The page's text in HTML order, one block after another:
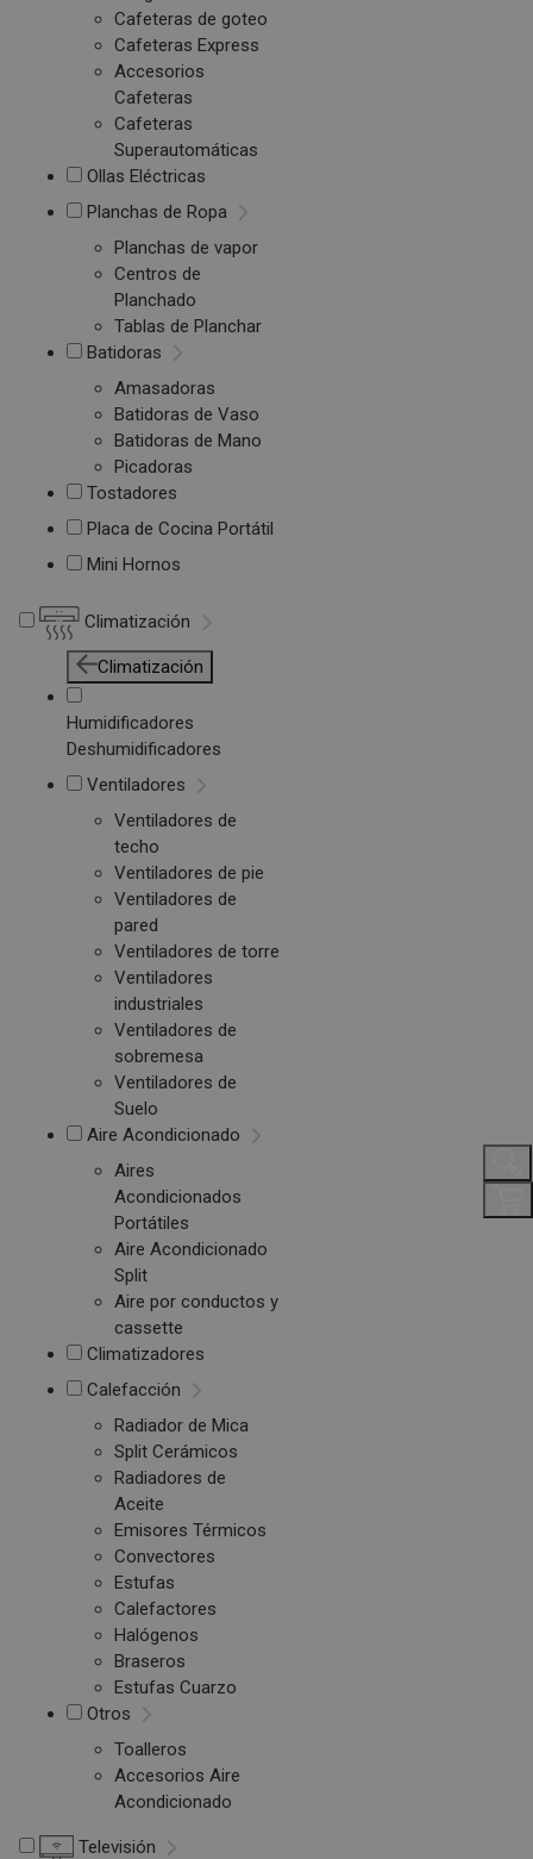
Cafeteras de goteo
Cafeteras Express
Accesorios
Cafeteras
Cafeteras
Superautomáticas
Ollas Eléctricas
Planchas de Ropa
Planchas de vapor
Centros de
Planchado
Tablas de Planchar
Batidoras
Amasadoras
Batidoras de Vaso
Batidoras de Mano
Picadoras
Tostadores
Placa de Cocina Portátil
Mini Hornos
Climatización
Climatización
Humidificadores
Deshumidificadores
Ventiladores
Ventiladores de
techo
Ventiladores de pie
Ventiladores de
pared
Ventiladores de torre
Ventiladores
industriales
Ventiladores de
sobremesa
Ventiladores de
Suelo
Aire Acondicionado
Aires
Acondicionados
Portátiles
Aire Acondicionado
Split
Aire por conductos y
cassette
Climatizadores
Calefacción
Radiador de Mica
Split Cerámicos
Radiadores de
Aceite
Emisores Térmicos
Convectores
Estufas
Calefactores
Halógenos
Braseros
Estufas Cuarzo
Otros
Toalleros
Accesorios Aire
Acondicionado
Televisión